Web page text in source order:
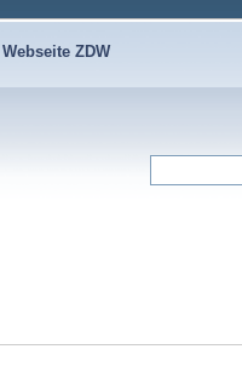
Webseite ZDW